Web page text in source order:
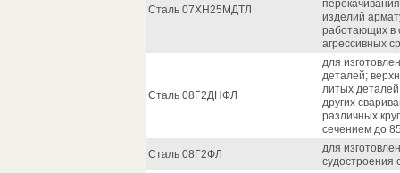
Сталь 07ХН25МДТЛ
изделий
работающих в
агрессивных
Сталь 08Г2ДНФЛ
для
деталей;
литых
других
различных
сечением до
Сталь 08Г2ФЛ
для
судостроения